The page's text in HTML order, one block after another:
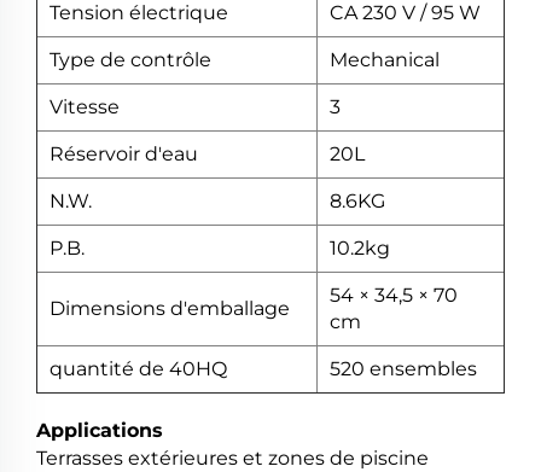
Tension électrique CA 230 V / 95 W
Type de contrôle Mechanical
Vitesse 3
Réservoir d'eau 20L
N.W. 8.6KG
P.B. 10.2kg
Dimensions d'emballage
54 × 34,5 × 70
cm
quantité de 40HQ 520 ensembles
Applications
Terrasses extérieures et zones de piscine